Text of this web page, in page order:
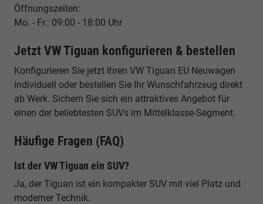
Öffnungszeiten:
Mo. - Fr.: 09:00 - 18:00 Uhr
Jetzt VW Tiguan konfigurieren & bestellen
Konfigurieren Sie jetzt Ihren VW Tiguan EU Neuwagen
individuell oder bestellen Sie Ihr Wunschfahrzeug direkt
ab Werk. Sichern Sie sich ein attraktives Angebot für
einen der beliebtesten SUVs im Mittelklasse-Segment.
Häufige Fragen (FAQ)
Ist der VW Tiguan ein SUV?
Ja, der Tiguan ist ein kompakter SUV mit viel Platz und
moderner Technik.